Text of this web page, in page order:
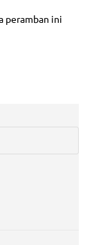
peramban ini